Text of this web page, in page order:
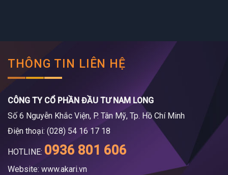
THÔNG TIN LIÊN HỆ
CÔNG TY CỔ PHẦN ĐẦU TƯ NAM LONG
Số 6 Nguyễn Khắc Viện, P. Tân Mỹ, Tp. Hồ Chí Minh
Điện thoại: (028) 54 16 17 18
HOTLINE: 0936 801 606
Website: www.akari.vn